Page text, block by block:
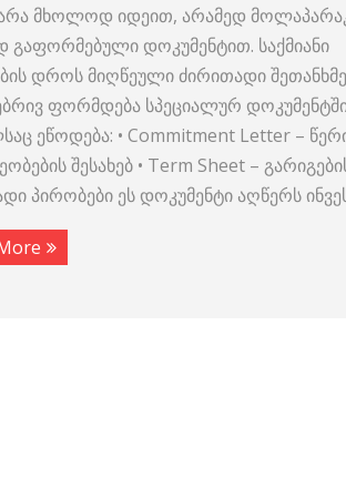
არა მხოლოდ იდეით, არამედ
გაფორმებული დოკუმენტით. საქმიანი
დროს მიღწეული ძირითადი
ფორმდება სპეციალურ
ეწოდება: • Commitment Letter –
შესახებ • Term Sheet –
პირობები ეს დოკუმენტი აღწერს